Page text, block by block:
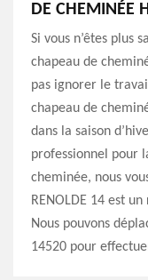
DE CHEMINÉE
Si vous n’êtes plus
chapeau de
pas ignorer le
chapeau de
dans la saison
professionnel pour
cheminée, nous
RENOLDE 14 est
Nous pouvons
14520 pour